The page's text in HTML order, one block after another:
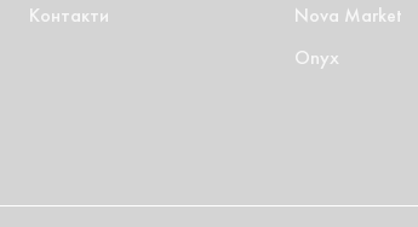
Контакти
Nova Market
Onyx